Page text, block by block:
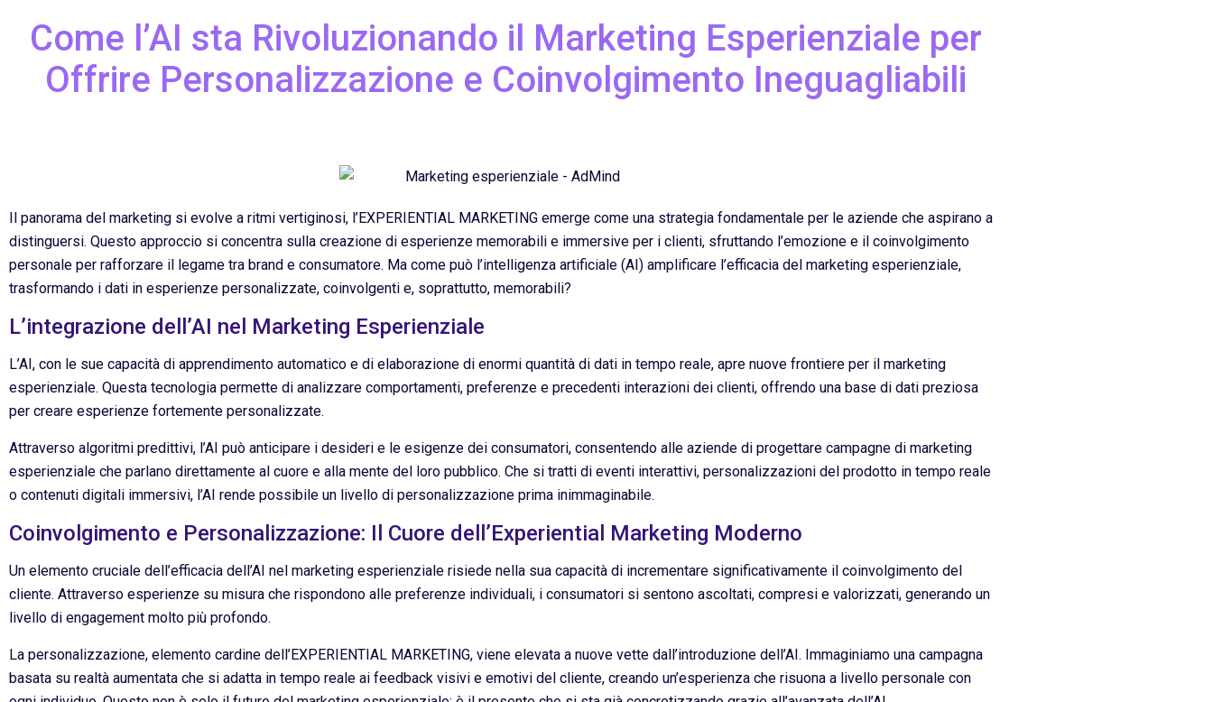
Come l’AI sta Rivoluzionando il Marketing Esperienziale per
Offrire Personalizzazione e Coinvolgimento Ineguagliabili
Il panorama del marketing si evolve a ritmi vertiginosi, l’EXPERIENTIAL MARKETING emerge come una strategia fondamentale per le aziende che aspirano a
distinguersi. Questo approccio si concentra sulla creazione di esperienze memorabili e immersive per i clienti, sfruttando l’emozione e il coinvolgimento
personale per rafforzare il legame tra brand e consumatore. Ma come può l’intelligenza artificiale (AI) amplificare l’efficacia del marketing esperienziale,
trasformando i dati in esperienze personalizzate, coinvolgenti e, soprattutto, memorabili?
L’integrazione dell’AI nel Marketing Esperienziale
L’AI, con le sue capacità di apprendimento automatico e di elaborazione di enormi quantità di dati in tempo reale, apre nuove frontiere per il marketing
esperienziale. Questa tecnologia permette di analizzare comportamenti, preferenze e precedenti interazioni dei clienti, offrendo una base di dati preziosa
per creare esperienze fortemente personalizzate.
Attraverso algoritmi predittivi, l’AI può anticipare i desideri e le esigenze dei consumatori, consentendo alle aziende di progettare campagne di marketing
esperienziale che parlano direttamente al cuore e alla mente del loro pubblico. Che si tratti di eventi interattivi, personalizzazioni del prodotto in tempo reale
o contenuti digitali immersivi, l’AI rende possibile un livello di personalizzazione prima inimmaginabile.
Coinvolgimento e Personalizzazione: Il Cuore dell’Experiential Marketing Moderno
Un elemento cruciale dell’efficacia dell’AI nel marketing esperienziale risiede nella sua capacità di incrementare significativamente il coinvolgimento del
cliente. Attraverso esperienze su misura che rispondono alle preferenze individuali, i consumatori si sentono ascoltati, compresi e valorizzati, generando un
livello di engagement molto più profondo.
La personalizzazione, elemento cardine dell’EXPERIENTIAL MARKETING, viene elevata a nuove vette dall’introduzione dell’AI. Immaginiamo una campagna
basata su realtà aumentata che si adatta in tempo reale ai feedback visivi e emotivi del cliente, creando un’esperienza che risuona a livello personale con